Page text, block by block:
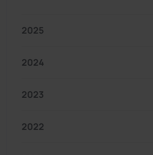
2025
2024
2023
2022